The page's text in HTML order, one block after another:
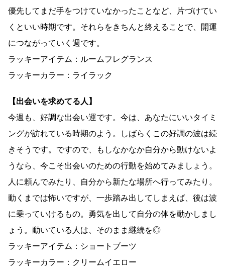
優先してまだ手をつけていなかったことなど、片づけてい
くといい時期です。それらをきちんと終えることで、開運
につながっていく週です。
ラッキーアイテム：ルームフレグランス
ラッキーカラー：ライラック
【出会いを求めてる人】
今週も、好調な出会い運です。今は、あなたにいいタイミ
ングが訪れている時期のよう。しばらくこの好調の波は続
きそうです。ですので、もしなかなか自分から動けないよ
うなら、今こそ出会いのための行動を始めてみましょう。
人に頼んでみたり、自分から新たな場所へ行ってみたり。
動くまでは怖いですが、一歩踏み出してしまえば、後は波
に乗っていけるもの。勇気を出して自分の体を動かしまし
ょう。動いている人は、そのまま継続を◎
ラッキーアイテム：ショートブーツ
ラッキーカラー：クリームイエロー